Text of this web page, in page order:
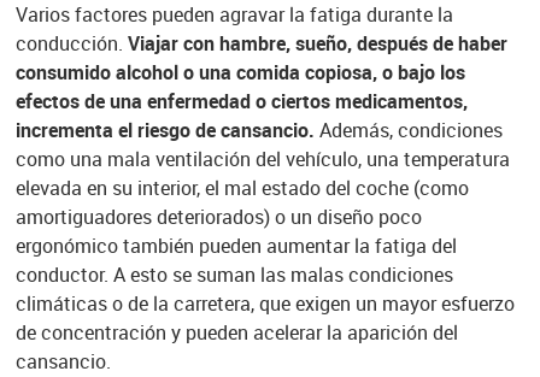
Varios factores pueden agravar la fatiga durante la
conducción. Viajar con hambre, sueño, después de haber
consumido alcohol o una comida copiosa, o bajo los
efectos de una enfermedad o ciertos medicamentos,
incrementa el riesgo de cansancio. Además, condiciones
como una mala ventilación del vehículo, una temperatura
elevada en su interior, el mal estado del coche (como
amortiguadores deteriorados) o un diseño poco
ergonómico también pueden aumentar la fatiga del
conductor. A esto se suman las malas condiciones
climáticas o de la carretera, que exigen un mayor esfuerzo
de concentración y pueden acelerar la aparición del
cansancio.